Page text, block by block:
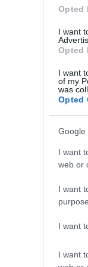
Opted
I want
Opted
I want
of my
was
Opted
Google
I want
web or
I want
I want
I want